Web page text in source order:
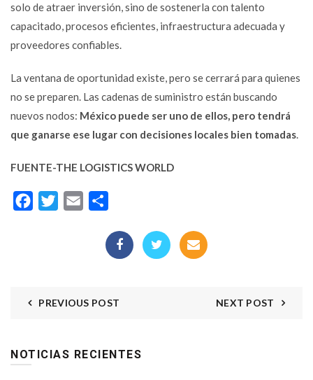
solo de atraer inversión, sino de sostenerla con talento
capacitado, procesos eficientes, infraestructura adecuada y
proveedores confiables.
La ventana de oportunidad existe, pero se cerrará para quienes
no se preparen. Las cadenas de suministro están buscando
nuevos nodos: México puede ser uno de ellos, pero tendrá
que ganarse ese lugar con decisiones locales bien tomadas.
FUENTE-THE LOGISTICS WORLD
FacebookTwitterEmail
PREVIOUS POST NEXT POST
NOTICIAS RECIENTES